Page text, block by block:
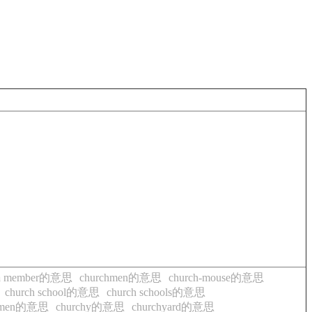
member的意思 churchmen的意思
church-mouse的意思
church school的意思
church schools的意思
的意思 churchy的意思
churchyard的意思